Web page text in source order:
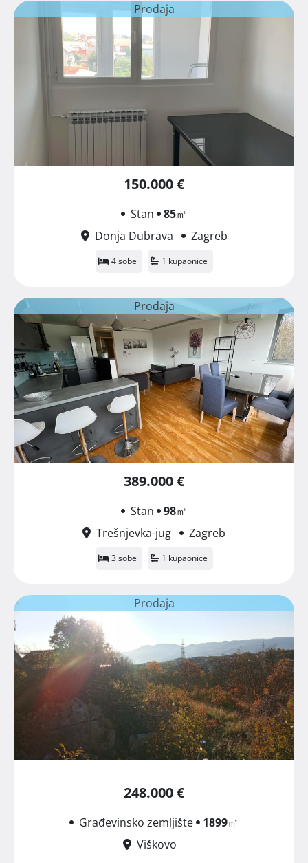
Prodaja
150.000 €
Stan 85㎡
Donja Dubrava
Zagreb
4 sobe 1 kupaonice
Prodaja
389.000 €
Stan 98㎡
Trešnjevka-jug
Zagreb
3 sobe 1 kupaonice
Prodaja
248.000 €
Građevinsko zemljište 1899㎡
Viškovo